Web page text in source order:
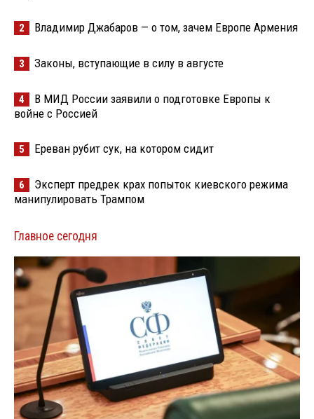
2 Владимир Джабаров — о том, зачем Европе Армения
3 Законы, вступающие в силу в августе
4
В МИД России заявили о подготовке Европы к
войне с Россией
5 Ереван рубит сук, на котором сидит
6
Эксперт предрек крах попыток киевского режима
манипулировать Трампом
Главное сегодня